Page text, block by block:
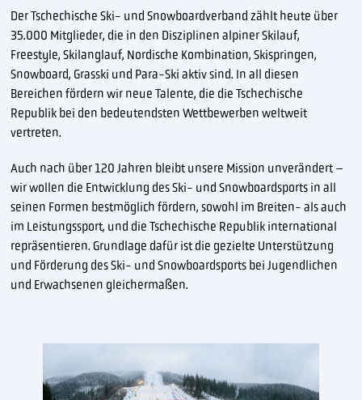
Der Tschechische Ski- und Snowboardverband zählt heute über
35.000 Mitglieder, die in den Disziplinen alpiner Skilauf,
Freestyle, Skilanglauf, Nordische Kombination, Skispringen,
Snowboard, Grasski und Para-Ski aktiv sind. In all diesen
Bereichen fördern wir neue Talente, die die Tschechische
Republik bei den bedeutendsten Wettbewerben weltweit
vertreten.
Auch nach über 120 Jahren bleibt unsere Mission unverändert –
wir wollen die Entwicklung des Ski- und Snowboardsports in all
seinen Formen bestmöglich fördern, sowohl im Breiten- als auch
im Leistungssport, und die Tschechische Republik international
repräsentieren. Grundlage dafür ist die gezielte Unterstützung
und Förderung des Ski- und Snowboardsports bei Jugendlichen
und Erwachsenen gleichermaßen.